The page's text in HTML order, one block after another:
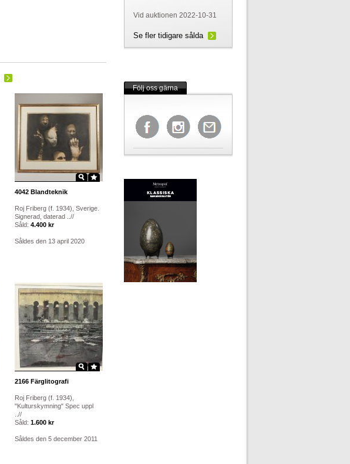
4042Blandteknik
Roj Friberg (f. 1934), Sverige.
Signerad, daterad ..//
Såld: 4.400 kr
Såldes den 13 april 2020
2166Färglitografi
Roj Friberg (f. 1934),
"Kulturskymning" Spec uppl
..//
Såld: 1.600 kr
Såldes den 5 december 2011
Vid auktionen 2022-10-31
Se fler tidigare sålda
Följ oss gärna